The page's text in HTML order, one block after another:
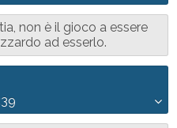
non è il gioco a essere
ad esserlo.